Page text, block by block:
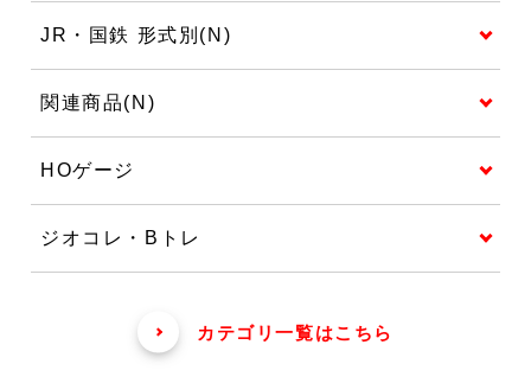
JR・国鉄 形式別(N)
関連商品(N)
HOゲージ
ジオコレ・Bトレ
カテゴリ一覧はこちら